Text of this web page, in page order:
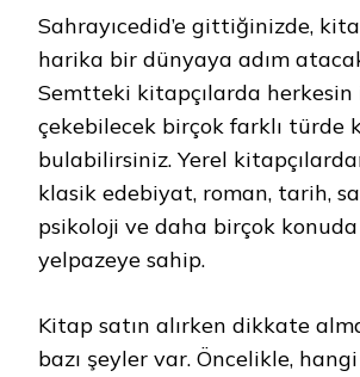
Sahrayıcedid’e gittiğinizde,
harika bir dünyaya adım
Semtteki kitapçılarda herkesin
çekebilecek birçok farklı türde
bulabilirsiniz. Yerel
klasik edebiyat, roman, tarih,
psikoloji ve daha birçok
yelpazeye sahip.
Kitap satın alırken dikkate
bazı şeyler var. Öncelikle,